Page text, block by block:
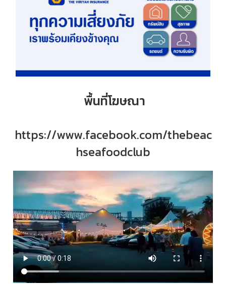
พื้นที่โฆษณา
https://www.facebook.com/thebeac
hseafoodclub